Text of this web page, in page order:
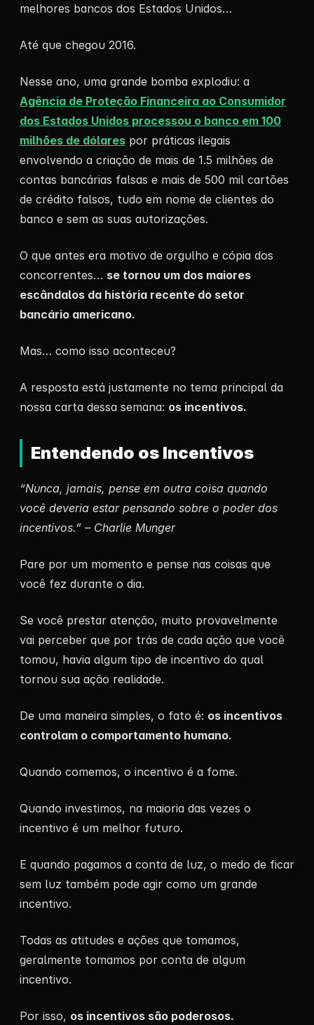
melhores bancos dos Estados Unidos…
Até que chegou 2016.
Nesse ano, uma grande bomba explodiu: a
Agência de Proteção Financeira ao Consumidor
dos Estados Unidos processou o banco em 100
milhões de dólares por práticas ilegais
envolvendo a criação de mais de 1.5 milhões de
contas bancárias falsas e mais de 500 mil cartões
de crédito falsos, tudo em nome de clientes do
banco e sem as suas autorizações.
O que antes era motivo de orgulho e cópia dos
concorrentes… se tornou um dos maiores
escândalos da história recente do setor
bancário americano.
Mas… como isso aconteceu?
A resposta está justamente no tema principal da
nossa carta dessa semana: os incentivos.
Entendendo os Incentivos
“Nunca, jamais, pense em outra coisa quando
você deveria estar pensando sobre o poder dos
incentivos.” – Charlie Munger
Pare por um momento e pense nas coisas que
você fez durante o dia.
Se você prestar atenção, muito provavelmente
vai perceber que por trás de cada ação que você
tomou, havia algum tipo de incentivo do qual
tornou sua ação realidade.
De uma maneira simples, o fato é: os incentivos
controlam o comportamento humano.
Quando comemos, o incentivo é a fome.
Quando investimos, na maioria das vezes o
incentivo é um melhor futuro.
E quando pagamos a conta de luz, o medo de ficar
sem luz também pode agir como um grande
incentivo.
Todas as atitudes e ações que tomamos,
geralmente tomamos por conta de algum
incentivo.
Por isso, os incentivos são poderosos.